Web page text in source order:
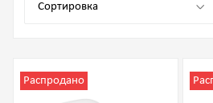
Распродано